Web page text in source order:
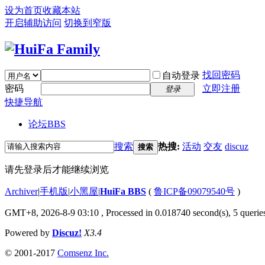
设为首页收藏本站
开启辅助访问 切换到窄版
自动登录 找回密码
密码
登录
立即注册
快捷导航
论坛BBS
搜索 搜索 热搜: 活动 交友 discuz
请先登录后才能继续浏览
Archiver|手机版|小黑屋|HuiFa BBS ( 鲁ICP备09079540号 )
GMT+8, 2026-8-9 03:10 , Processed in 0.018740 second(s), 5
Powered by Discuz! X3.4
© 2001-2017 Comsenz Inc.